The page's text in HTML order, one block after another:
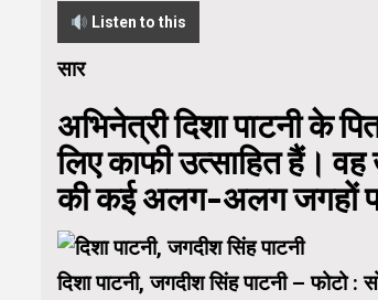
Listen to this
सार
अभिनेत्री दिशा पाटनी के
लिए काफी उत्साहित हैं।
की कई अलग-अलग जगहों
दिशा पाटनी, जगदीश सिंह पाटनी – फोटो :